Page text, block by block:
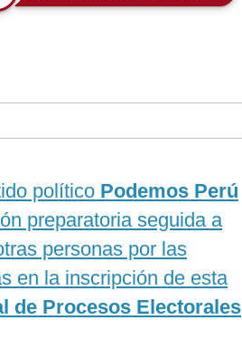
político Podemos Perú
preparatoria seguida a
personas por las
en la inscripción de esta
de Procesos Electorales